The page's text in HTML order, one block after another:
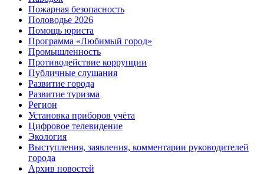
Пожарная безопасность
Половодье 2026
Помощь юриста
Программа «Любимый город»
Промышленность
Противодействие коррупции
Публичные слушания
Развитие города
Развитие туризма
Регион
Установка приборов учёта
Цифровое телевидение
Экология
Выступления, заявления, комментарии руководителей
города
Архив новостей